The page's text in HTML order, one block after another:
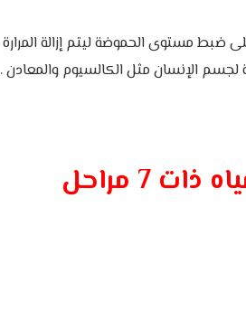
ضبط مستوى الحموضة ليتم إزالة المرارة
لجسم الإنسان مثل الكالسيوم والمعادن .
7 مراحل